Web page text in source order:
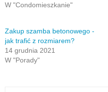
W "Condomieszkanie"
Zakup szamba betonowego -
jak trafić z rozmiarem?
14 grudnia 2021
W "Porady"